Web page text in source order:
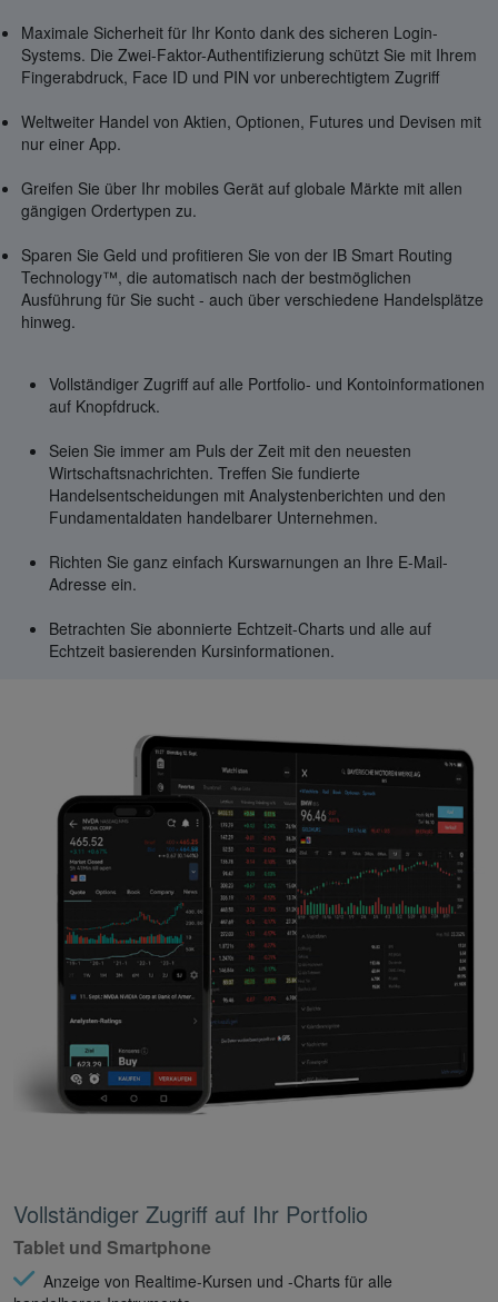
Maximale Sicherheit für Ihr Konto dank des sicheren Login-
Systems. Die Zwei-Faktor-Authentifizierung schützt Sie mit Ihrem
Fingerabdruck, Face ID und PIN vor unberechtigtem Zugriff
Weltweiter Handel von Aktien, Optionen, Futures und Devisen mit
nur einer App.
Greifen Sie über Ihr mobiles Gerät auf globale Märkte mit allen
gängigen Ordertypen zu.
Sparen Sie Geld und profitieren Sie von der IB Smart Routing
Technology™, die automatisch nach der bestmöglichen
Ausführung für Sie sucht - auch über verschiedene Handelsplätze
hinweg.
Vollständiger Zugriff auf alle Portfolio- und Kontoinformationen
auf Knopfdruck.
Seien Sie immer am Puls der Zeit mit den neuesten
Wirtschaftsnachrichten. Treffen Sie fundierte
Handelsentscheidungen mit Analystenberichten und den
Fundamentaldaten handelbarer Unternehmen.
Richten Sie ganz einfach Kurswarnungen an Ihre E-Mail-
Adresse ein.
Betrachten Sie abonnierte Echtzeit-Charts und alle auf
Echtzeit basierenden Kursinformationen.
Vollständiger Zugriff auf Ihr Portfolio
Tablet und Smartphone
Anzeige von Realtime-Kursen und -Charts für alle